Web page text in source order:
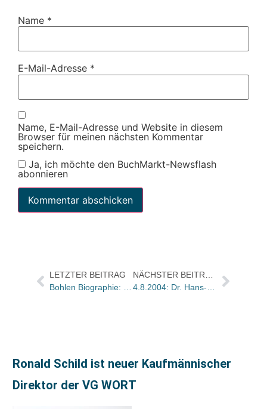
Name *
E-Mail-Adresse *
Name, E-Mail-Adresse und Website in diesem
Browser für meinen nächsten Kommentar
speichern.
Ja, ich möchte den BuchMarkt-Newsflash
abonnieren
LETZTER BEITRAG
Ronald Schild ist neuer Kaufmännischer
Direktor der VG WORT